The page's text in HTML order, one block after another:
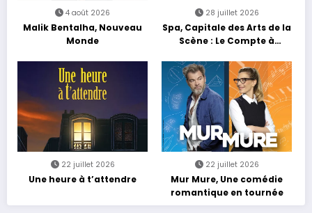
4 août 2026
Malik Bentalha, Nouveau
Monde
28 juillet 2026
Spa, Capitale des Arts de la
Scène : Le Compte à
22 juillet 2026
Une heure à t’attendre
22 juillet 2026
Mur Mure, Une comédie
romantique en tournée